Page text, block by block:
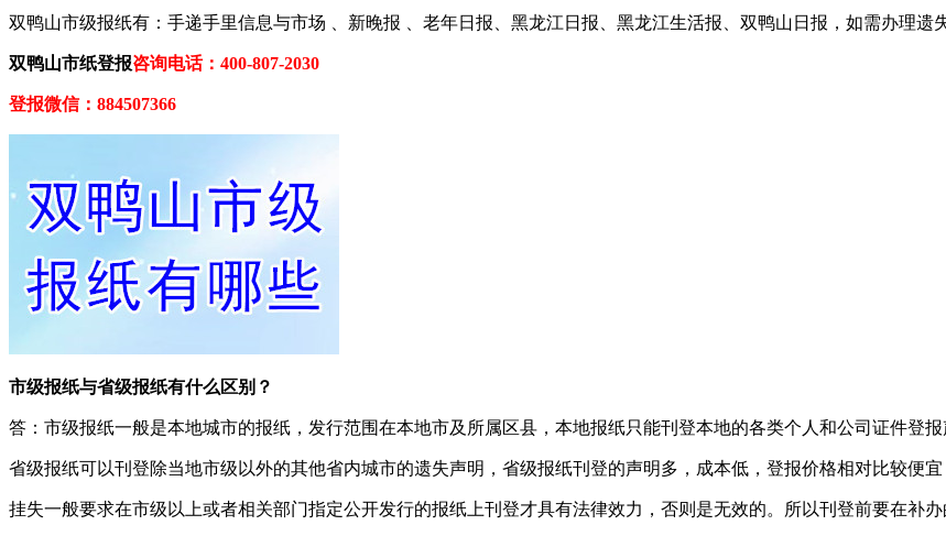
双鸭山市级报纸有：手递手里信息与市场 、新晚报 、老年日报、黑龙江日报、黑龙江生活报、双鸭山日报，如需办理遗
双鸭山市纸登报咨询电话：400-807-2030
登报微信：884507366
市级报纸与省级报纸有什么区别？
答：市级报纸一般是本地城市的报纸，发行范围在本地市及所属区县，本地报纸只能刊登本地的各类个人和公司证件登
省级报纸可以刊登除当地市级以外的其他省内城市的遗失声明，省级报纸刊登的声明多，成本低，登报价格相对比较便
挂失一般要求在市级以上或者相关部门指定公开发行的报纸上刊登才具有法律效力，否则是无效的。所以刊登前要在补办